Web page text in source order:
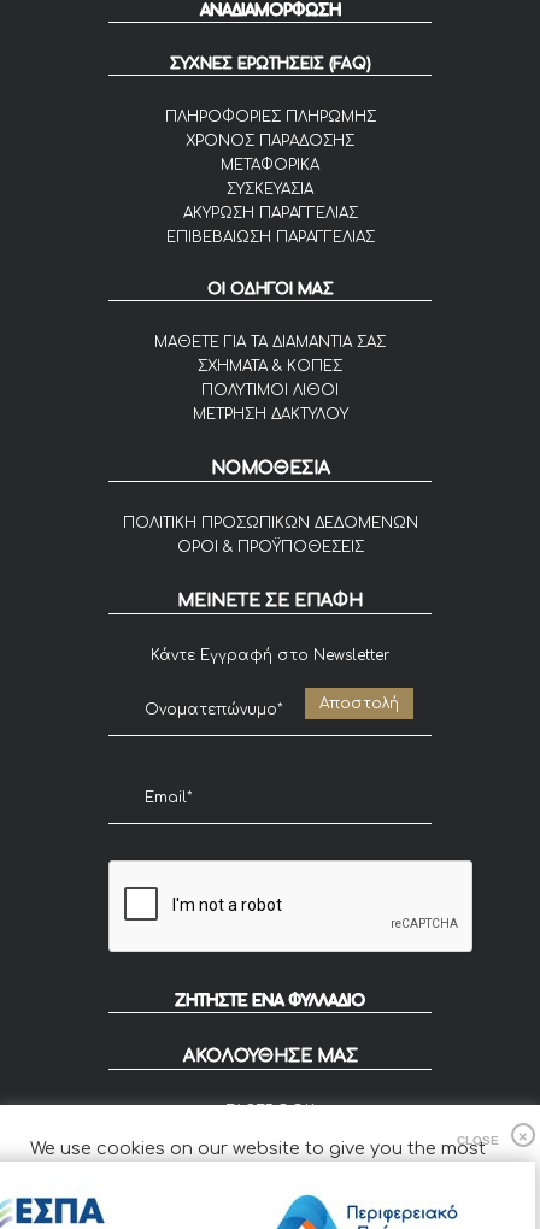
ΑΝΑΔΙΑΜΟΡΦΩΣΗ
ΣΥΧΝΕΣ ΕΡΩΤΗΣΕΙΣ (FAQ)
ΠΛΗΡΟΦΟΡΙΕΣ ΠΛΗΡΩΜΗΣ
ΧΡΟΝΟΣ ΠΑΡΑΔΟΣΗΣ
ΜΕΤΑΦΟΡΙΚΑ
ΣΥΣΚΕΥΑΣΙΑ
ΑΚΥΡΩΣΗ ΠΑΡΑΓΓΕΛΙΑΣ
ΕΠΙΒΕΒΑΙΩΣΗ ΠΑΡΑΓΓΕΛΙΑΣ
ΟΙ ΟΔΗΓΟΙ ΜΑΣ
ΜΑΘΕΤΕ ΓΙΑ ΤΑ ΔΙΑΜΑΝΤΙΑ ΣΑΣ
ΣΧΗΜΑΤΑ & ΚΟΠΕΣ
ΠΟΛΥΤΙΜΟΙ ΛΙΘΟΙ
ΜΕΤΡΗΣΗ ΔΑΚΤΥΛΟΥ
ΝΟΜΟΘΕΣΙΑ
ΠΟΛΙΤΙΚΗ ΠΡΟΣΩΠΙΚΩΝ ΔΕΔΟΜΕΝΩΝ
ΟΡΟΙ & ΠΡΟΫΠΟΘΕΣΕΙΣ
ΜΕΙΝΕΤΕ ΣΕ ΕΠΑΦΗ
Κάντε Εγγραφή στο Newsletter
ΖΗΤΗΣΤΕ ΕΝΑ ΦΥΛΛΑΔΙΟ
ΑΚΟΛΟΥΘΗΣΕ ΜΑΣ
FLIP
We use cookies on our website to give you the most
and repeat visits.